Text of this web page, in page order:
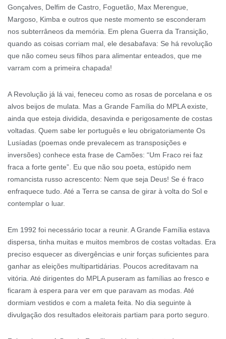
Gonçalves, Delfim de Castro, Foguetão, Max Merengue,
Margoso, Kimba e outros que neste momento se esconderam
nos subterrâneos da memória. Em plena Guerra da Transição,
quando as coisas corriam mal, ele desabafava: Se há revolução
que não comeu seus filhos para alimentar enteados, que me
varram com a primeira chapada!
A Revolução já lá vai, feneceu como as rosas de porcelana e os
alvos beijos de mulata. Mas a Grande Família do MPLA existe,
ainda que esteja dividida, desavinda e perigosamente de costas
voltadas. Quem sabe ler português e leu obrigatoriamente Os
Lusíadas (poemas onde prevalecem as transposições e
inversões) conhece esta frase de Camões: “Um Fraco rei faz
fraca a forte gente”. Eu que não sou poeta, estúpido nem
romancista russo acrescento: Nem que seja Deus! Se é fraco
enfraquece tudo. Até a Terra se cansa de girar à volta do Sol e
contemplar o luar.
Em 1992 foi necessário tocar a reunir. A Grande Família estava
dispersa, tinha muitas e muitos membros de costas voltadas. Era
preciso esquecer as divergências e unir forças suficientes para
ganhar as eleições multipartidárias. Poucos acreditavam na
vitória. Até dirigentes do MPLA puseram as famílias ao fresco e
ficaram à espera para ver em que paravam as modas. Até
dormiam vestidos e com a maleta feita. No dia seguinte à
divulgação dos resultados eleitorais partiam para porto seguro.